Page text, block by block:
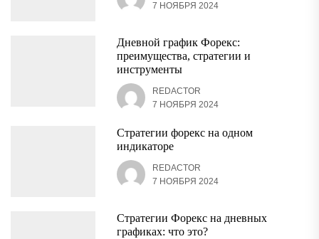
7 НОЯБРЯ 2024
Дневной график Форекс:
преимущества, стратегии и
инструменты
REDACTOR
7 НОЯБРЯ 2024
Стратегии форекс на одном
индикаторе
REDACTOR
7 НОЯБРЯ 2024
Стратегии Форекс на дневных
графиках: что это?